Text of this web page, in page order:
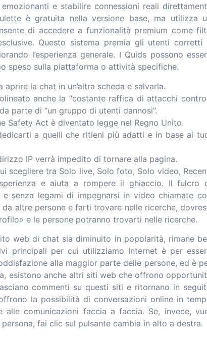
e stabilire connessioni reali
è gratuita nella versione base, ma utilizza
di accedere a funzionalità premium come
Questo sistema premia gli utenti corretti
l’esperienza generale. I Quids possono
speso sulla piattaforma o attività specifiche.
aprire la chat in un’altra scheda e salvarla.
anche la “costante raffica di attacchi
parte di “un gruppo di utenti dannosi”.
Safety Act è diventato legge nel Regno Unito.
a quelli che ritieni più adatti e in base ai
IP verrà impedito di tornare alla pagina.
scegliere tra Solo live, Solo foto, Solo video,
e aiuta a rompere il ghiaccio. Il fulcro
senza legami di impegnarsi in video chiamate
altre persone e farti trovare nelle ricerche,
e le persone potranno trovarti nelle ricerche.
web di chat sia diminuito in popolarità, rimane
principali per cui utilizziamo Internet è per
alla maggior parte delle persone, ed è
esistono anche altri siti web che offrono
commenti su questi siti e ritornano in
la possibilità di conversazioni online in
comunicazioni faccia a faccia. Se, invece,
fai clic sul pulsante cambia in alto a destra.